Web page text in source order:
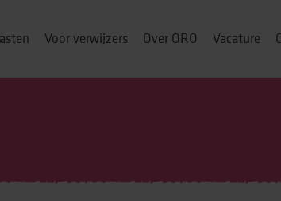
Voor verwijzers Over ORO Vacature